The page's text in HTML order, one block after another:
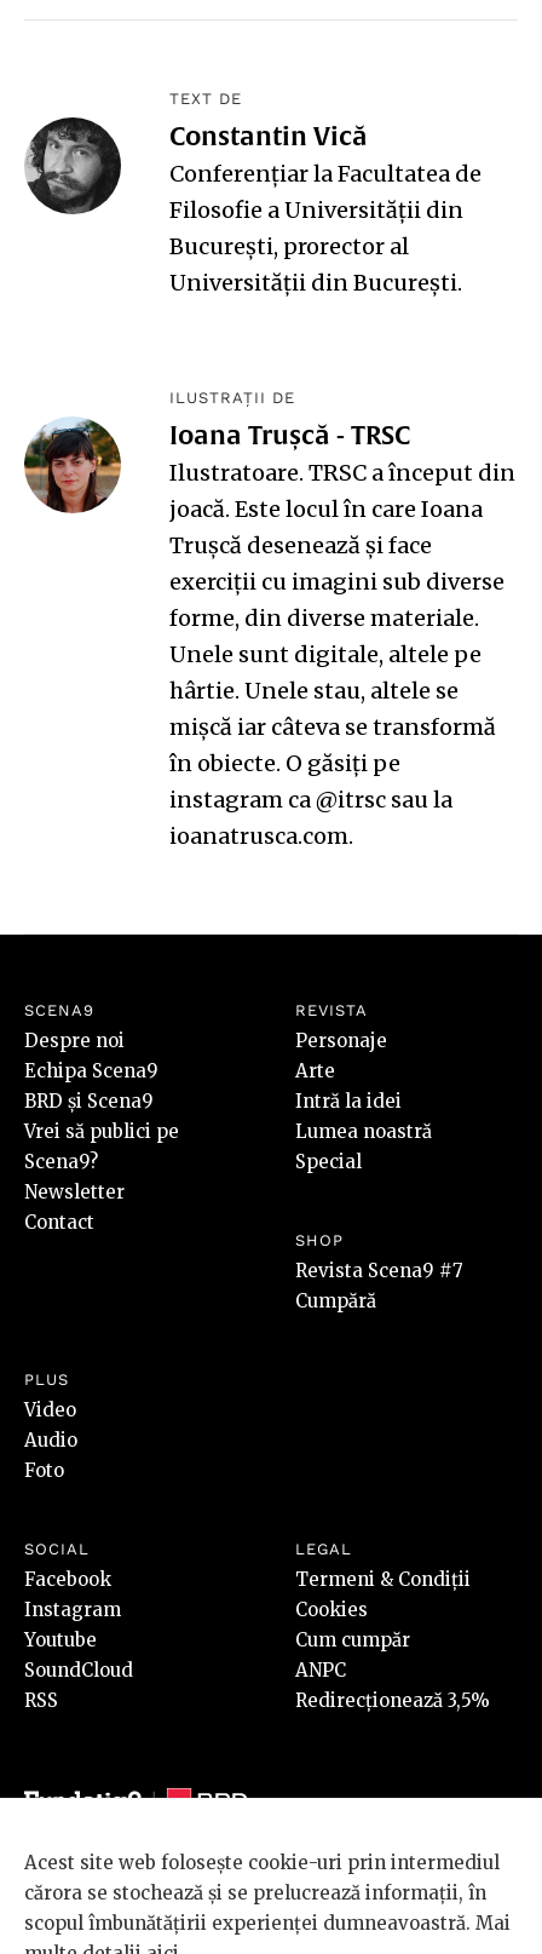
TEXT DE
Constantin Vică
Conferențiar la Facultatea de
Filosofie a Universității din
București, prorector al
Universității din București.
ILUSTRAȚII DE
Ioana Trușcă - TRSC
Ilustratoare. TRSC a început din
joacă. Este locul în care Ioana
Trușcă desenează și face
exerciții cu imagini sub diverse
forme, din diverse materiale.
Unele sunt digitale, altele pe
hârtie. Unele stau, altele se
mișcă iar câteva se transformă
în obiecte. O găsiți pe
instagram ca@itrsc sau la
ioanatrusca.com.
SCENA9
Despre noi
Echipa Scena9
BRD și Scena9
Vrei să publici pe
Scena9?
Newsletter
Contact
REVISTA
Personaje
Arte
Intră la idei
Lumea noastră
Special
SHOP
Revista Scena9 #7
Cumpără
PLUS
Video
Audio
Foto
SOCIAL
Facebook
Instagram
Youtube
SoundCloud
RSS
LEGAL
Termeni & Condiții
Cookies
Cum cumpăr
ANPC
Redirecționează 3,5%
© 2026 BRD Groupe Société Générale, toate drepturile rezervate.
Scena 9 este un proiect sustinut de
BRD GROUPE SOCIÉTÉ
GÉNÉRALE
Acest site web folosește cookie-uri prin intermediul
cărora se stochează și se prelucrează informații, în
scopul îmbunătățirii experienței dumneavoastră. Mai